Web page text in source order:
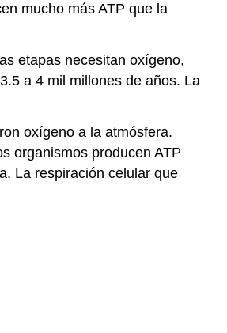
mucho más ATP que la
etapas necesitan oxígeno,
a 4 mil millones de años. La
oxígeno a la atmósfera.
organismos producen ATP
La respiración celular que